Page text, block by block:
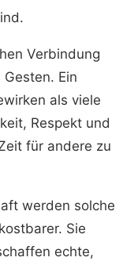
Verbindung
Ein
als viele
Respekt und
für andere zu
werden solche
Sie
echte,